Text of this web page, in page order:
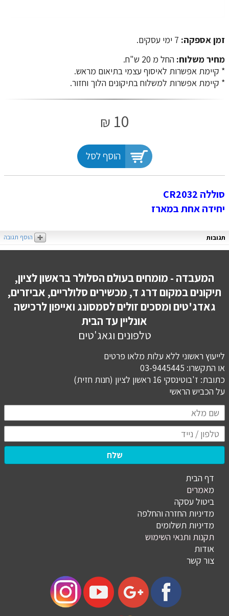
זמן אספקה: 7 ימי עסקים.
מחיר משלוח: החל מ 20 ש"ח.
​​​​​​​* קיימת אפשרות לאיסוף עצמי בתיאום מראש.
* קיימת אפשרות למשלוח בתיקונים הלוך וחזור.
10
₪
הוסף לסל
סוללה CR2032
יחידה אחת במארז
תגובות הוסף תגובה
המעבדה - מומחים בעולם הסלולר בראשון לציון,
תיקונים במקום דרג ד, מכשירים סלולריים, אביזרים,
גאדג'טים ומסכים זולים לסמסונג ואייפון לרכישה
אונליין עד הבית
טלפונים וגאג'טים
לייעוץ ראשוני ללא עלות מלאו פרטים
או התקשרו: 03-9445445
כתובת: ז'בוטינסקי 16 ראשון לציון (חנות חזית)
​​​​​​​על הכביש הראשי
שלח
דף הבית
מאמרים
ביטול עסקה
מדיניות החזרה והחלפה
מדיניות תשלומים
תקנות ותנאי השימוש
אודות
צור קשר